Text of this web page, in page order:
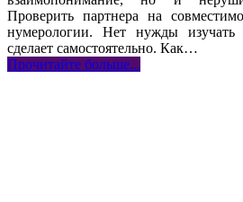
Проверить партнера на
нумерологии. Нет нужды изучать
сделает самостоятельно. Как…
Прочитайте больше...